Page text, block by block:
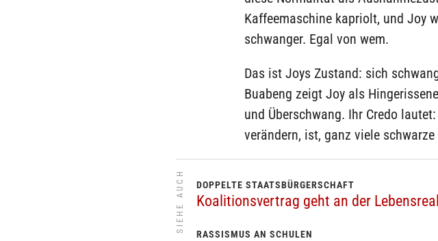
Kaffeemaschine kapriolt, und Joy
schwanger. Egal von wem.
Das ist Joys Zustand: sich
Buabeng zeigt Joy als
und Überschwang. Ihr Credo
verändern, ist, ganz viele schwarze
SIEHE AUCH DOPPELTE STAATSBÜRGERSCHAFT
Koalitionsvertrag geht an der
RASSISMUS AN SCHULEN